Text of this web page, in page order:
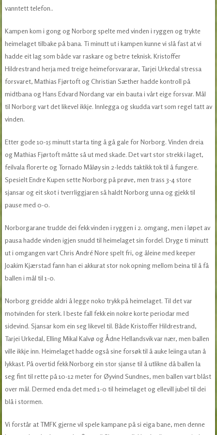
vanntett telefon..
Kampen kom i gong og Norborg spelte med vinden i ryggen og trykte
heimelaget tilbake på bana. Ti minutt ut i kampen kunne vi slå fast at vi
hadde eit lag som både var raskare og betre teknisk. Kristoffer
Hildrestrand herja med treige heimeforsvararar, Tarjei Urkedal stressa
forsvaret, Mathias Fjørtoft og Christian Sæther hadde kontroll på
midtbana og Hans Edvard Nordang var ein bauta i vårt eige forsvar. Mål
til Norborg vart det likevel ikkje. Innlegga og skudda vart som regel tatt av
vinden.
Etter gode 10-15 minutt starta ting å gå gale for Norborg. Vinden dreia
og Mathias Fjørtoft måtte så ut med skade. Det vart stor strekk i laget,
feilvala florerte og Tornado Måløy sin 2-ledds taktikk tok til å fungere.
Spesielt Endre Kupen sette Norborg på prøve, men trass 3-4 store
sjansar og eit skot i tverrliggjaren så haldt Norborg unna og gjekk til
pause med 0-0.
Norborgarane trudde dei fekk vinden i ryggen i 2. omgang, men i løpet av
pausa hadde vinden igjen snudd til heimelaget sin fordel. Dryge ti minutt
ut i omgangen vart Chris André Nore spelt fri, og åleine med keeper
Joakim Kjærstad fann han ei akkurat stor nok opning mellom beina til å få
ballen i mål til 1-0.
Norborg greidde aldri å legge noko trykk på heimelaget. Til det var
motvinden for sterk. I beste fall fekk ein nokre korte periodar med
sidevind. Sjansar kom ein seg likevel til. Både Kristoffer Hildrestrand,
Tarjei Urkedal, Elling Mikal Kalvø og Ådne Hellandsvik var nær, men ballen
ville ikkje inn. Heimelaget hadde også sine forsøk til å auke leiinga utan å
lykkast. På overtid fekk Norborg ein stor sjanse til å utlikne då ballen la
seg fint til rette på 10-12 meter for Øyvind Sundnes, men ballen vart blåst
over mål. Dermed enda det med 1-0 til heimelaget og ellevill jubel til dei
blå i stormen.
Vi forstår at TMFK gjerne vil spele kampane på si eiga bane, men denne